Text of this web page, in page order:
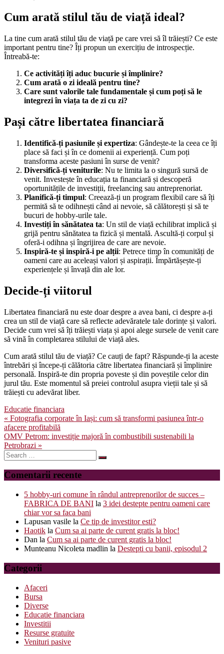
Cum arată stilul tău de viață ideal?
La tine cum arată stilul tău de viață pe care vrei să îl trăiești? Ce este
important pentru tine? Îți propun un exercițiu de introspecție.
Întreabă-te:
Ce activități îți aduc bucurie și împlinire?
Cum arată o zi ideală pentru tine?
Care sunt valorile tale fundamentale și cum poți să le
integrezi în viața ta de zi cu zi?
Pași către libertatea financiară
Identifică-ți pasiunile și expertiza: Gândește-te la ceea ce îți
place să faci și în ce domenii ai experiență. Cum poți
transforma aceste pasiuni în surse de venit?
Diversifică-ți veniturile: Nu te limita la o singură sursă de
venit. Investește în educația ta financiară și descoperă
oportunitățile de investiții, freelancing sau antreprenoriat.
Planifică-ți timpul: Creează-ți un program flexibil care să îți
permită să te odihnești când ai nevoie, să călătorești și să te
bucuri de hobby-urile tale.
Investiți în sănătatea ta: Un stil de viață echilibrat implică și
grijă pentru sănătatea ta fizică și mentală. Ascultă-ți corpul și
oferă-i odihna și îngrijirea de care are nevoie.
Inspiră-te și inspiră-i pe alții: Petrece timp în comunități de
oameni care au aceleași valori și aspirații. Împărtășește-ți
experiențele și învață din ale lor.
Decide-ți viitorul
Libertatea financiară nu este doar despre a avea bani, ci despre a-ți
crea un stil de viață care să reflecte adevăratele tale dorințe și valori.
Decide cum vrei să îți trăiești viața și apoi alege sursele de venit care
să vină în completarea stilului de viață ales.
Cum arată stilul tău de viață? Ce cauți de fapt? Răspunde-ți la aceste
întrebări și începe-ți călătoria către libertatea financiară și împlinire
personală. Inspiră-te din propria poveste și din poveștile celor din
jurul tău. Este momentul să preiei controlul asupra vieții tale și să
trăiești cu adevărat liber.
Educatie financiara
Navigare
în
articole
« Fotografia corporate în Iași: cum să transformi pasiunea într-o
afacere profitabilă
OMV Petrom: investiție majoră în combustibili sustenabili la
Petrobrazi »
Search
for:
Comentarii recente
5 hobby-uri comune în rândul antreprenorilor de succes –
FABRICA DE BANI la 3 idei destepte pentru oameni care
chiar vor sa faca bani
Lapusan vasile la Ce tip de investitor esti?
Haotik la Cum sa ai parte de curent gratis la bloc!
Dan la Cum sa ai parte de curent gratis la bloc!
Munteanu Nicoleta madlin la Destepti cu banii, episodul 2
Categorii
Afaceri
Bursa
Diverse
Educatie financiara
Investitii
Resurse gratuite
Venituri pasive